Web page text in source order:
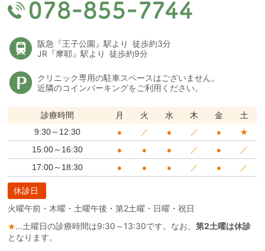
阪急 『王子公園』駅より徒歩約3分
JR 『摩耶』駅より徒歩約9分
クリニック専用の駐車スペースはございません。
近隣のコインパーキングをご利用ください。
診療時間 月 火 水 木 金 土
9:30～12:30 ● ／ ● ／ ● ★
15:00～16:30 ● ● ● ／ ● ／
17:00～18:30 ● ● ● ／ ● ／
休診日
火曜午前・木曜・土曜午後・第2土曜・日曜・祝日
★…土曜日の診療時間は9:30～13:30です。なお、第2土曜は休診
となります。